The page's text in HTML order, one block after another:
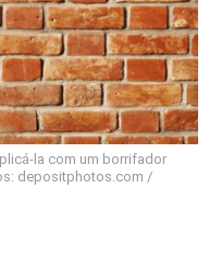
la com um borrifador
depositphotos.com /